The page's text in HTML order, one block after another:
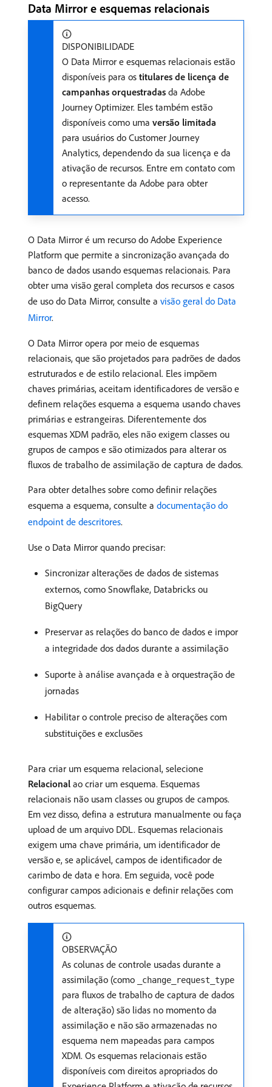
Data Mirror e esquemas relacionais
DISPONIBILIDADE
O Data Mirror e esquemas relacionais estão
disponíveis para os titulares de licença de
campanhas orquestradas da Adobe
Journey Optimizer. Eles também estão
disponíveis como uma versão limitada
para usuários do Customer Journey
Analytics, dependendo da sua licença e da
ativação de recursos. Entre em contato com
o representante da Adobe para obter
acesso.
O Data Mirror é um recurso do Adobe Experience
Platform que permite a sincronização avançada do
banco de dados usando esquemas relacionais. Para
obter uma visão geral completa dos recursos e casos
de uso do Data Mirror, consulte a visão geral do Data
Mirror.
O Data Mirror opera por meio de esquemas
relacionais, que são projetados para padrões de dados
estruturados e de estilo relacional. Eles impõem
chaves primárias, aceitam identificadores de versão e
definem relações esquema a esquema usando chaves
primárias e estrangeiras. Diferentemente dos
esquemas XDM padrão, eles não exigem classes ou
grupos de campos e são otimizados para alterar os
fluxos de trabalho de assimilação de captura de dados.
Para obter detalhes sobre como definir relações
esquema a esquema, consulte a documentação do
endpoint de descritores.
Use o Data Mirror quando precisar:
Sincronizar alterações de dados de sistemas
externos, como Snowflake, Databricks ou
BigQuery
Preservar as relações do banco de dados e impor
a integridade dos dados durante a assimilação
Suporte à análise avançada e à orquestração de
jornadas
Habilitar o controle preciso de alterações com
substituições e exclusões
Para criar um esquema relacional, selecione
Relacional ao criar um esquema. Esquemas
relacionais não usam classes ou grupos de campos.
Em vez disso, defina a estrutura manualmente ou faça
upload de um arquivo DDL. Esquemas relacionais
exigem uma chave primária, um identificador de
versão e, se aplicável, campos de identificador de
carimbo de data e hora. Em seguida, você pode
configurar campos adicionais e definir relações com
outros esquemas.
OBSERVAÇÃO
As colunas de controle usadas durante a
assimilação (como
_change_request_type
para fluxos de trabalho de captura de dados
de alteração) são lidas no momento da
assimilação e não são armazenadas no
esquema nem mapeadas para campos
XDM. Os esquemas relacionais estão
disponíveis com direitos apropriados do